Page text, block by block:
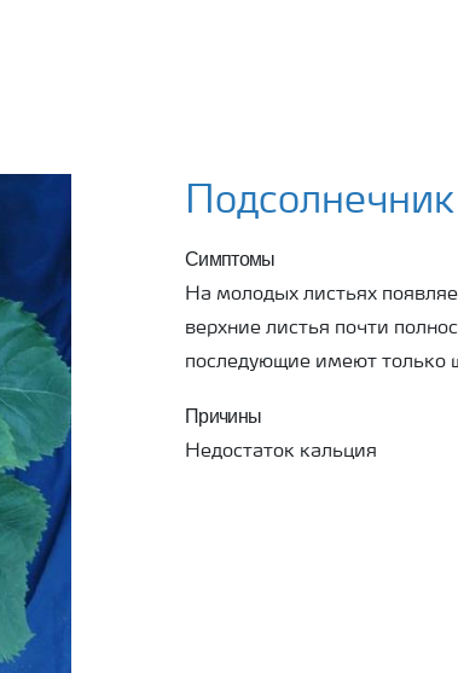
Симптомы
На молодых листьях
верхние листья почти
последующие имеют только
Причины
Недостаток кальция